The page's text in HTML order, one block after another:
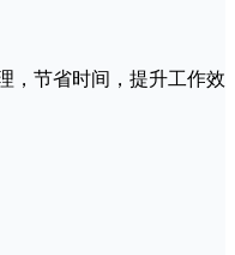
，节省时间，提升工作效